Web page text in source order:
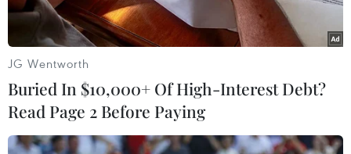
Xuyên, tỉnh An Giang), gây thiệt
hại nặng nề về tài sản.
(TTXVN/Vietnam+)
JG Wentworth
Buried In $10,000+ Of High-Interest Debt?
Read Page 2 Before Paying